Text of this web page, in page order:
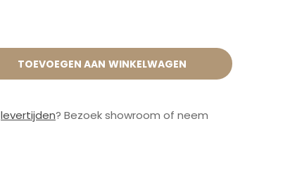
TOEVOEGEN AAN WINKELWAGEN
levertijden? Bezoek showroom of neem